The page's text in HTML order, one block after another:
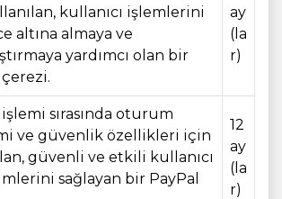
kullanıcı işlemlerini
altına almaya ve
yardımcı olan bir
ay
(la
r)
sırasında oturum
ve güvenlik özellikleri için
güvenli ve etkili kullanıcı
sağlayan bir PayPal
12
ay
(la
r)